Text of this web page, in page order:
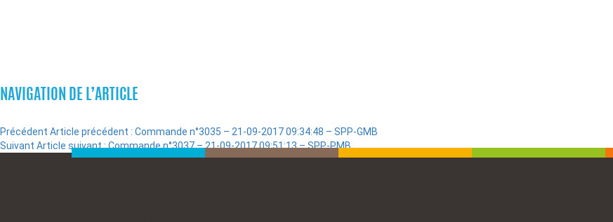
NAVIGATION DE L’ARTICLE
Précédent Article précédent : Commande n°3035 – 21-09-2017 09:34:48 – SPP-GMB
Suivant Article suivant :Commande n°3037 – 21-09-2017 09:51:13 – SPP-PMB